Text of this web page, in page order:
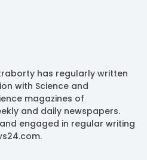
has regularly written
with Science and
magazines of
and daily newspapers.
engaged in regular writing